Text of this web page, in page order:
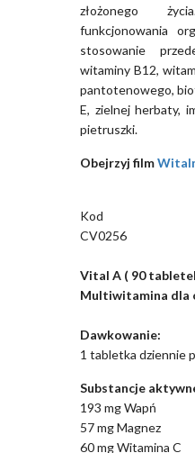
złożonego
funkcjonowania
stosowanie
witaminy B12,
pantotenowego,
E, zielnej herbaty,
pietruszki.
Obejrzyj film
Kod
CV0256
Vital A ( 90
Multiwitamina dla
Dawkowanie:
1 tabletka dziennie
Substancje
193 mg Wapń
57 mg Magnez
60 mg Witamina C